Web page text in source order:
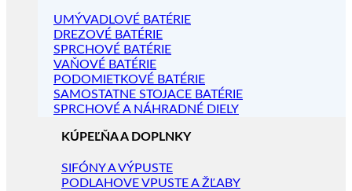
UMÝVADLOVÉ BATÉRIE
DREZOVÉ BATÉRIE
SPRCHOVÉ BATÉRIE
VAŇOVÉ BATÉRIE
PODOMIETKOVÉ BATÉRIE
SAMOSTATNE STOJACE BATÉRIE
SPRCHOVÉ A NÁHRADNÉ DIELY
KÚPEĽŇA A DOPLNKY
SIFÓNY A VÝPUSTE
PODLAHOVE VPUSTE A ŽĽABY